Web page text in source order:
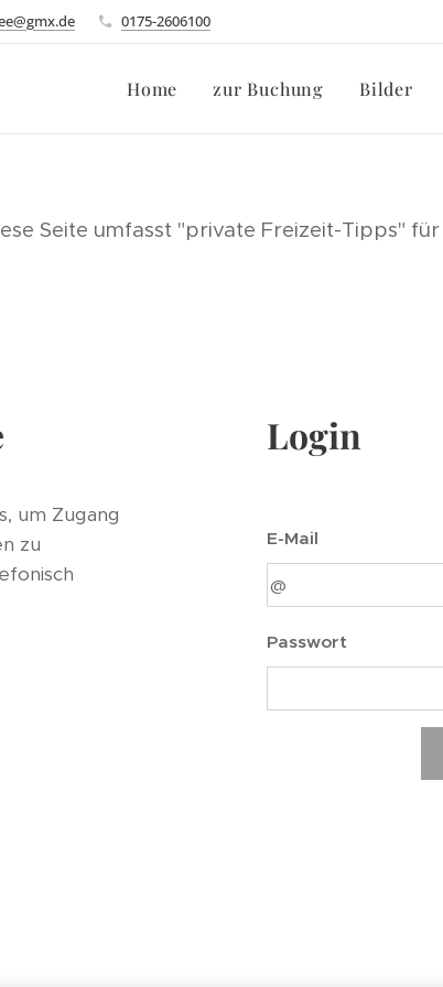
0175-2606100
Home zur Buchung Bilder
Seite umfasst "private Freizeit-Tipps"
um Zugang
zu
Login
E-Mail
Passwort